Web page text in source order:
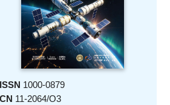
ISSN 1000-0879
CN 11-2064/O3